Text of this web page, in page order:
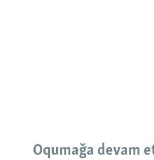
Oqumağa devam